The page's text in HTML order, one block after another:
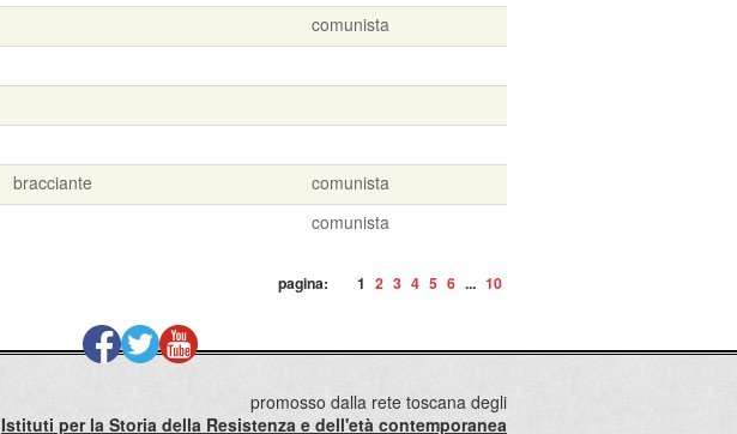
comunista
bracciante
comunista
comunista
pagina: 1 2 3 4 5 6 ... 10
promosso dalla rete toscana degli
Istituti per la Storia della Resistenza e dell'età contemporanea